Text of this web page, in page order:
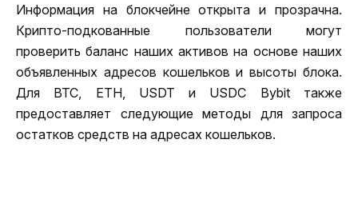
Информация на блокчейне открыта и прозрачна.
Крипто-подкованные пользователи могут
проверить баланс наших активов на основе наших
объявленных адресов кошельков и высоты блока.
Для BTC, ETH, USDT и USDC Bybit также
предоставляет следующие методы для запроса
остатков средств на адресах кошельков.